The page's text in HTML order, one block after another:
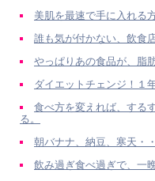
美肌を最速で手に入れる
誰も気が付かない、飲食
やっぱりあの食品が、脂
ダイエットチェンジ！１
食べ方を変えれば、する
る。
朝バナナ、納豆、寒天・
飲み過ぎ食べ過ぎで、一